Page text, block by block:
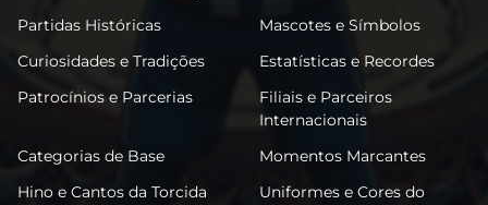
Partidas Históricas
Mascotes e Símbolos
Curiosidades e Tradições
Estatísticas e Recordes
Patrocínios e Parcerias
Filiais e Parceiros
Internacionais
Categorias de Base
Momentos Marcantes
Hino e Cantos da Torcida
Uniformes e Cores do